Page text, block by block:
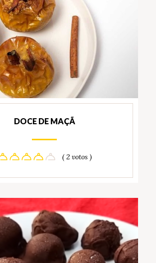
DOCE DE MAÇÃ
( 2 votos )